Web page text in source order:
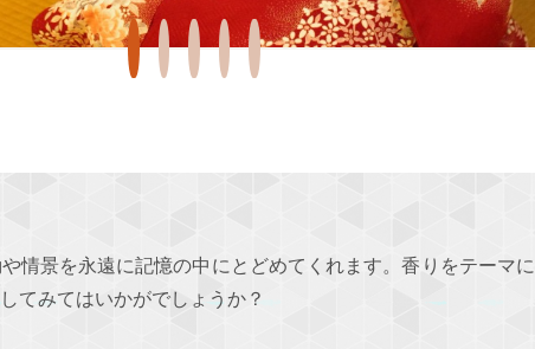
情景を永遠に記憶の中にとどめてくれます。香りをテーマに
てみてはいかがでしょうか？